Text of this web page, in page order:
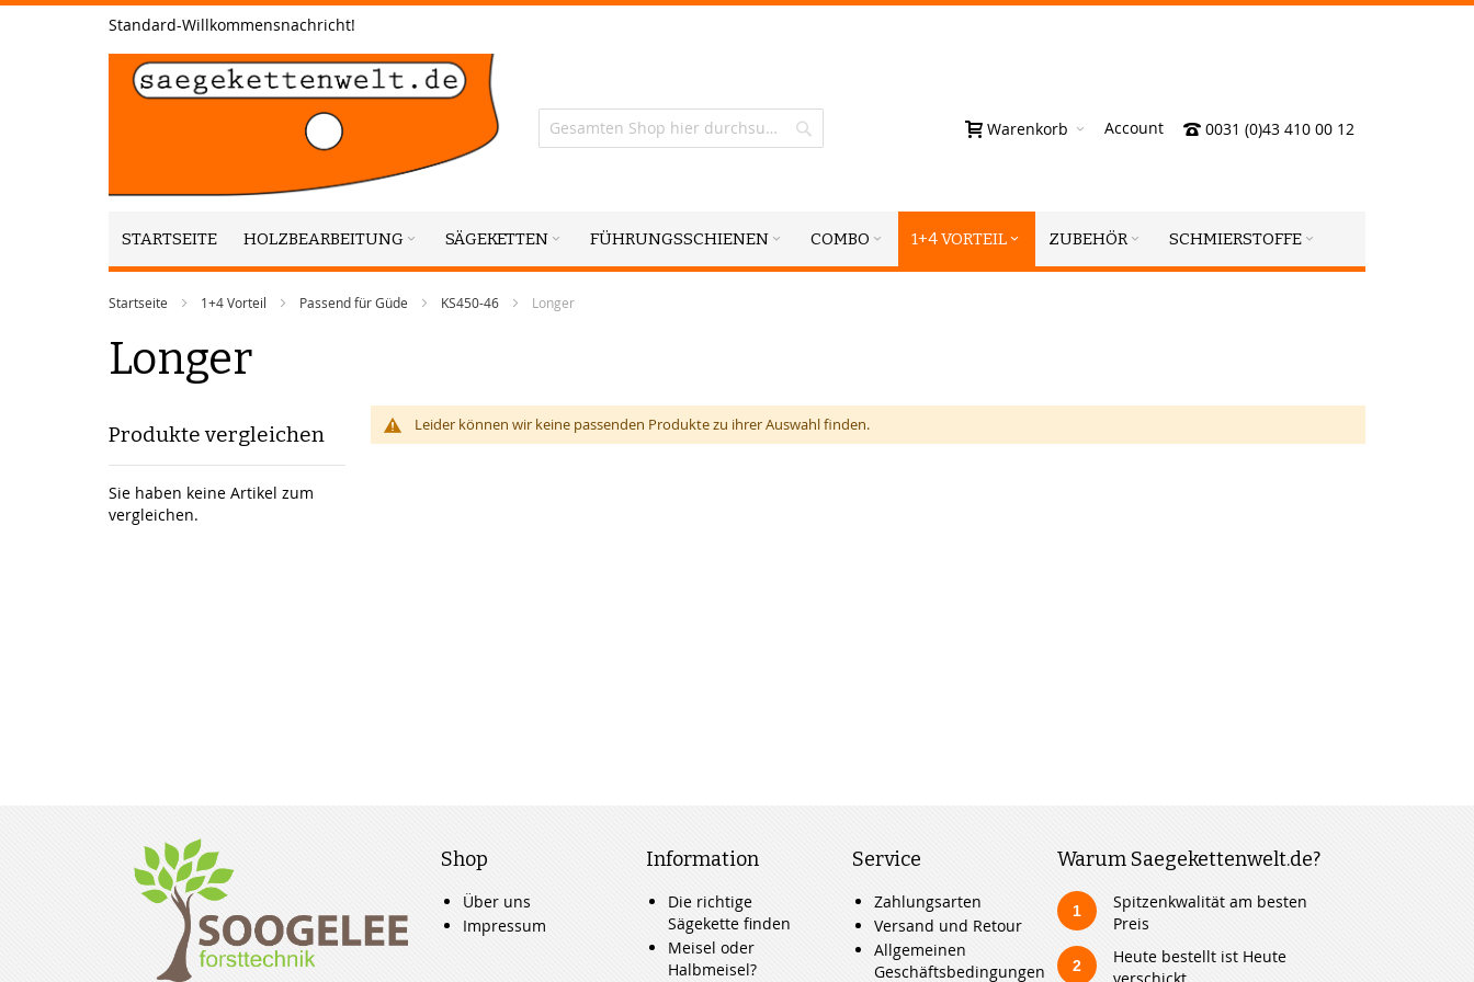
Zum
Inhalt
springen
Standard-Willkommensnachricht!
0031 (0)43 410 00 12
Account
Warenkorb
STARTSEITE HOLZBEARBEITUNG SÄGEKETTEN FÜHRUNGSSCHIENEN COMBO 1+4 VORTEIL ZUBEHÖR SCHMIERSTOFFE
Startseite 1+4 Vorteil Passend für Güde KS450-46 Longer
Longer
Leider können wir keine passenden Produkte zu ihrer Auswahl finden.
Produkte vergleichen
Sie haben keine Artikel zum
vergleichen.
Shop
Über uns
Impressum
Information
Die richtige
Sägekette finden
Meisel oder
Halbmeisel?
Service
Zahlungsarten
Versand und Retour
Allgemeinen
Geschäftsbedingungen
Warum Saegekettenwelt.de?
1
Spitzenkwalität am besten
Preis
2
Heute bestellt ist Heute